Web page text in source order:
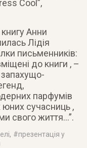
Cool”,
Анни
Лідія
письменників:
до книги , –
парфумів
юних сучасниць ,
свого життя…”.
, #презентація у